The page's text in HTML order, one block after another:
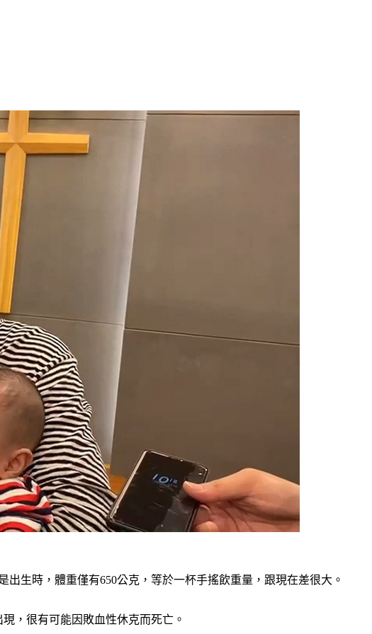
生時，體重僅有650公克，等於一杯手搖飲重量，跟現在差很大。
，很有可能因敗血性休克而死亡。